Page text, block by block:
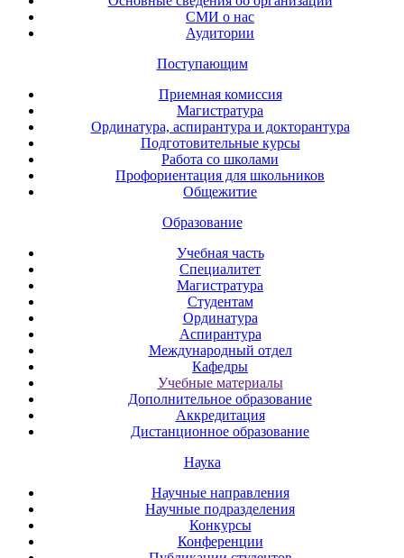
СМИ о нас
Аудитории
Поступающим
Приемная комиссия
Магистратура
Ординатура, аспирантура и докторантура
Подготовительные курсы
Работа со школами
Профориентация для школьников
Общежитие
Образование
Учебная часть
Специалитет
Магистратура
Студентам
Ординатура
Аспирантура
Международный отдел
Кафедры
Учебные материалы
Дополнительное образование
Аккредитация
Дистанционное образование
Наука
Научные направления
Научные подразделения
Конкурсы
Конференции